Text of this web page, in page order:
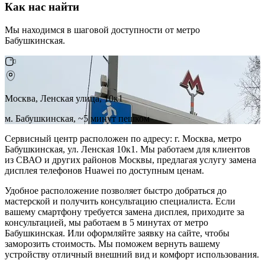
Как нас найти
Мы находимся в шаговой доступности от метро
Бабушкинская.
Москва, Ленская улица, 10к1
м. Бабушкинская, ~5 минут пешком
Сервисный центр расположен по адресу: г. Москва, метро
Бабушкинская, ул. Ленская 10к1. Мы работаем для клиентов
из СВАО и других районов Москвы, предлагая услугу замена
дисплея телефонов Huawei по доступным ценам.
Удобное расположение позволяет быстро добраться до
мастерской и получить консультацию специалиста. Если
вашему смартфону требуется замена дисплея, приходите за
консультацией, мы работаем в 5 минутах от метро
Бабушкинская. Или оформляйте заявку на сайте, чтобы
заморозить стоимость. Мы поможем вернуть вашему
устройству отличный внешний вид и комфорт использования.